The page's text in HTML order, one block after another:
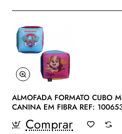
ALMOFADA FORMATO CUBO
CANINA EM FIBRA REF:
Comprar